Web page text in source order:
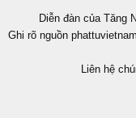
Diễn đàn của Tăng
Ghi rõ nguồn
Liên hệ